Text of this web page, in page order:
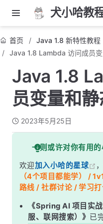
犬小哈教
首页
Java 1.8 新特性教程
Java 1.8 Lambda 访问成员
Java 1.8
员变量和
2023年5月25日
一则或许对你有用
欢迎加入小哈的星球
（4个项目都能学） /
路线 / 社群讨论 / 学习
《Spring AI 项目实
服、联网搜索）》 已